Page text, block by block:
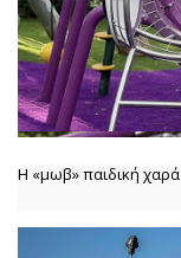
Η «μωβ» παιδική χαρά